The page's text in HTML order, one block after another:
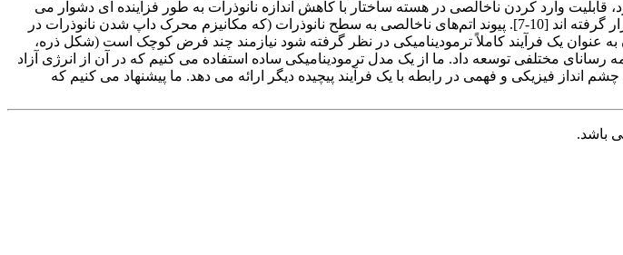
داپ کردن نانوذرات وجود دارد، قابلیت وارد کردن ناخالصی در هسته ساختار با کاهش اندازه نانوذرات به طور فزاینده ای دشوار می
شود [8، 7، 5]. سینتیک و ترمودینامیک که دو نیروی کنترل کننده هستند به طور وسیعی مورد مطالعه قرار گرفته اند [10-7]. پیوند اتم‌های ناخالصی به سطح نانوذرات (که مکانیزم محرک داپ شدن نانوذرات در
داپ کردن به عنوان یک فرآیند کاملاً ترمودینامیکی در نظر گرفته شود نیازمند چند فرض کوچک است (شکل ذره،
مختلفی توسعه داد. ما از یک مدل ترمودینامیکی ساده استفاده می کنیم که در آن از انرژی آزاد
انداز فیزیکی و فهمی در رابطه با یک فرآیند پیچیده دیگر ارائه می دهد. ما پیشنهاد می کنیم که
باشد.